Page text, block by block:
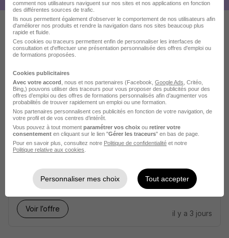
Ces offres pourraient aussi
vous intéresser
Conducteur - Conductrice de Ligne en
Papeterie H/F
Wepa Professional France
Annonay - 07 CDI 28 531 - 29 500 € / an
Voir l’offre
il y a 3 jours
comment nos utilisateurs naviguent sur nos sites et nos applications en fonction
des différentes sources de trafic.
Ils nous permettent également d’observer le comportement de nos utilisateurs afin
d'améliorer nos produits et rendre la navigation dans nos sites beaucoup plus
rapide et fluide.
Ces cookies ou traceurs permettent enfin de personnaliser les interfaces de
consultation et d'effectuer une présentation personnalisée des offres d'emploi ou
de formations proposées.
Cookies publicitaires
Avec votre accord , nous et nos partenaires (Facebook, Google Ads , Critéo,
Bing,) pouvons utiliser des traceurs pour vous proposer des publicités pour des
offres d’emploi ou des offres de formations personnalisés afin d’augmenter vos
probabilités de trouver rapidement un emploi ou une formation.
Nos partenaires personnalisent ces publicités en fonction de votre navigation, de
votre profil et de vos centres d’intérêt.
Vous pouvez à tout moment paramétrer vos choix ou retirer votre
consentement en cliquant sur le lien "Gérer les traceurs" en bas de page.
Pour en savoir plus, consultez notre Politique de confidentialité et notre
Politique relative aux cookies
Personnaliser mes choix Tout accepter